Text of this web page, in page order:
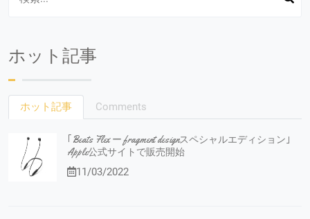
ホット記事
ホット記事 Comments
｢Beats Flex ー fragment designスペシャルエディション｣
Apple公式サイトで販売開始
11/03/2022